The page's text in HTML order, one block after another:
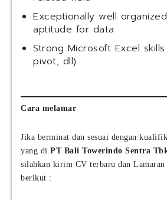
Exceptionally well
aptitude for data
Strong Microsoft Excel
pivot, dll)
Cara melamar
Jika berminat dan sesuai dengan
yang di PT Bali Towerindo Sentra
silahkan kirim CV terbaru dan Lamaran
berikut :